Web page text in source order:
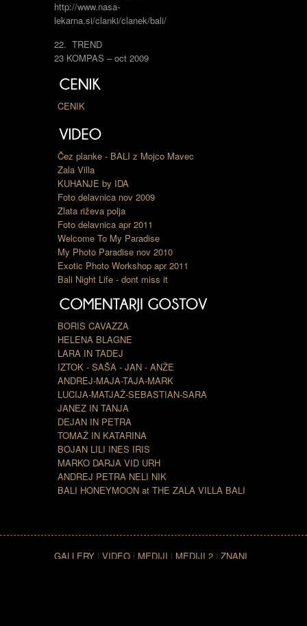
http://www.nasa-
lekarna.si/clanki/clanek/bali/
22. TREND
23 KOMPAS – oct 2009
CENIK
Čez planke - BALI z Mojco Mavec
Zala Villa
KUHANJE by IDA
Foto delavnica nov 2009
Zlata riževa polja
Foto delavnica apr 2011
Welcome To My Paradise
My Photo Paradise nov 2010
Exotic Photo Workshop apr 2011
Bali Night Life - dont miss it
BORIS CAVAZZA
HELENA BLAGNE
LARA IN TADEJ
IZTOK - SAŠA - JAN - ANŽE
ANDREJ-MAJA-TAJA-MARK
LUCIJA-MATJAŽ-SEBASTIAN-SARA
JANEZ IN TANJA
DEJAN IN PETRA
TOMAŽ IN KATARINA
BOJAN LILI INES IRIS
MARKO DARJA VID URH
ANDREJ PETRA NELI NIK
BALI HONEYMOON at THE ZALA VILLA BALI
GALLERY | VIDEO | MEDIJI | MEDIJI 2 | ZNANI